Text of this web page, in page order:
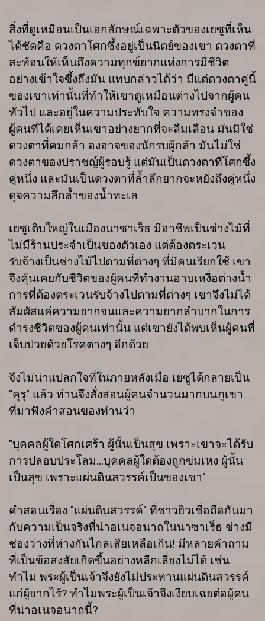
สิ่งที่ดูเหมือนเป็นเอกลักษณ์เฉพาะตัวของเยซูที่เห็น
ได้ชัดคือ ดวงตาโศกซึ้งอยู่เป็นนิตย์ของเขา ดวงตาที่
สะท้อนให้เห็นถึงความทุกข์ยากแห่งการมีชีวิต
อย่างเข้าใจซึ้งถึงมัน แทบกล่าวได้ว่า มีแต่ดวงตาคู่นี้
ของเขาเท่านั้นที่ทำให้เขาดูเหมือนต่างไปจากผู้คน
ทั่วไป และอยู่ในความประทับใจ ความทรงจำของ
ผู้คนที่ได้เคยเห็นเขาอย่างยากที่จะลืมเลือน มันมิใช่
ดวงตาที่คมกล้า องอาจของนักรบผู้กล้า มันไม่ใช่
ดวงตาของปราชญ์ผู้รอบรู้ แต่มันเป็นดวงตาที่โศกซึ้ง
คู่หนึ่ง และมันเป็นดวงตาที่ล้ำลึกยากจะหยั่งถึงคู่หนึ่ง
ดุจความลึกล้ำของน้ำทะเล
เยซูเติบใหญ่ในเมืองนาซาเร็ธ มีอาชีพเป็นช่างไม้ที่
ไม่มีร้านประจำเป็นของตัวเอง แต่ต้องตระเวน
รับจ้างเป็นช่างไม้ไปตามที่ต่างๆ ที่มีคนเรียกใช้ เขา
จึงคุ้นเคยกับชีวิตของผู้คนที่ทำงานอาบเหงื่อต่างน้ำ
การที่ต้องตระเวนรับจ้างไปตามที่ต่างๆ เขาจึงไม่ได้
สัมผัสแค่ความยากจนและความยากลำบากในการ
ดำรงชีวิตของผู้คนเท่านั้น แต่เขายังได้พบเห็นผู้คนที่
เจ็บป่วยด้วยโรคต่างๆ อีกด้วย
จึงไม่น่าแปลกใจที่ในภายหลังเมื่อ เยซูได้กลายเป็น
"คุรุ" แล้ว ท่านจึงสั่งสอนผู้คนจำนวนมากบนภูเขา
ที่มาฟังคำสอนของท่านว่า
"บุคคลผู้ใดโศกเศร้า ผู้นั้นเป็นสุข เพราะเขาจะได้รับ
การปลอบประโลม...บุคคลผู้ใดต้องถูกข่มเหง ผู้นั้น
เป็นสุข เพราะแผ่นดินสวรรค์เป็นของเขา"
คำสอนเรื่อง "แผ่นดินสวรรค์" ที่ชาวยิวเชื่อถือกันมา
กับความเป็นจริงที่น่าอเนจอนาถในนาซาเร็ธ ช่างมี
ช่องว่างที่ห่างกันไกลเสียเหลือเกิน! มีหลายคำถาม
ที่เป็นข้อสงสัยเกิดขึ้นอย่างหลีกเลี่ยงไม่ได้ เช่น
ทำไม พระผู้เป็นเจ้าจึงยังไม่ประทานแผ่นดินสวรรค์
แก่ผู้ยากไร้? ทำไมพระผู้เป็นเจ้าจึงเงียบเฉยต่อผู้คน
ที่น่าอเนจอนาถนี้?